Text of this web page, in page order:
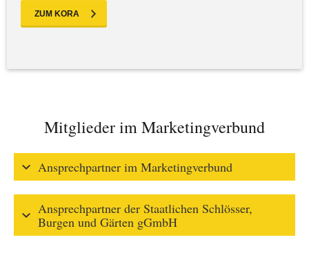
ZUM KORA
Mitglieder im Marketingverbund
Ansprechpartner im Marketingverbund
Ansprechpartner der Staatlichen Schlösser,
Burgen und Gärten gGmbH